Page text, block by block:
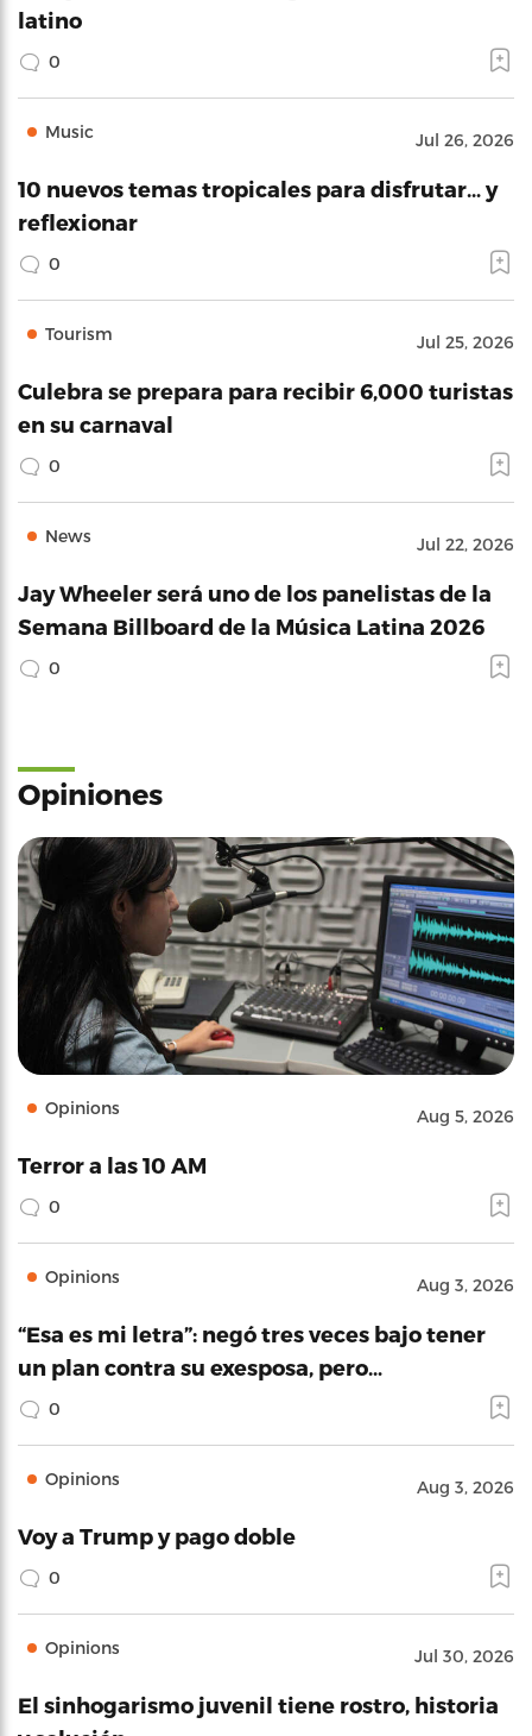
latino
0
Music Jul 26, 2026
10 nuevos temas tropicales para disfrutar… y
reflexionar
0
Tourism Jul 25, 2026
Culebra se prepara para recibir 6,000 turistas
en su carnaval
0
News Jul 22, 2026
Jay Wheeler será uno de los panelistas de la
Semana Billboard de la Música Latina 2026
0
Opiniones
Opinions Aug 5, 2026
Terror a las 10 AM
0
Opinions Aug 3, 2026
“Esa es mi letra”: negó tres veces bajo tener
un plan contra su exesposa, pero…
0
Opinions Aug 3, 2026
Voy a Trump y pago doble
0
Opinions Jul 30, 2026
El sinhogarismo juvenil tiene rostro, historia